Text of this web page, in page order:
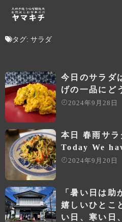
タグ: サラダ
今日のサラダ
げの一品にど
2024年9月28日
本日 春雨サ
Today We
2024年9月20日
「暑い日は助
嬉しいひとこ
い日、寒い日